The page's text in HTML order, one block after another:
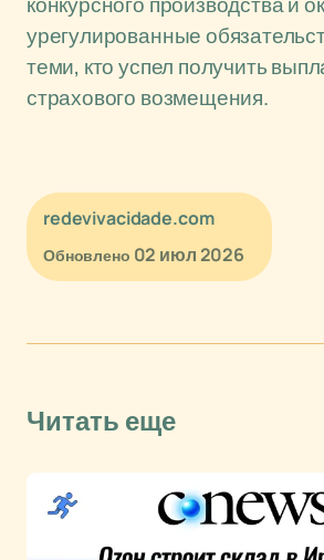
урегулированные
теми, кто успел получить
страхового возмещения.
redevivacidade.com
Обновлено 02 июл 2026
Читать еще